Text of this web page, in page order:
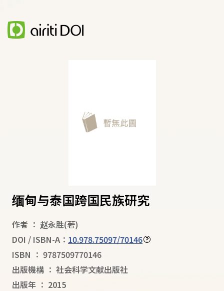
缅甸与泰国跨国民族研究
作者 ： 赵永胜(著)
DOI / ISBN-A： 10.978.75097/70146
ISBN ： 9787509770146
出版機構 ： 社会科学文献出版社
出版年 ： 2015